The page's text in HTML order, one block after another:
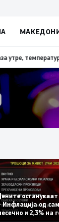
Цените
– Инфлација
месечно и